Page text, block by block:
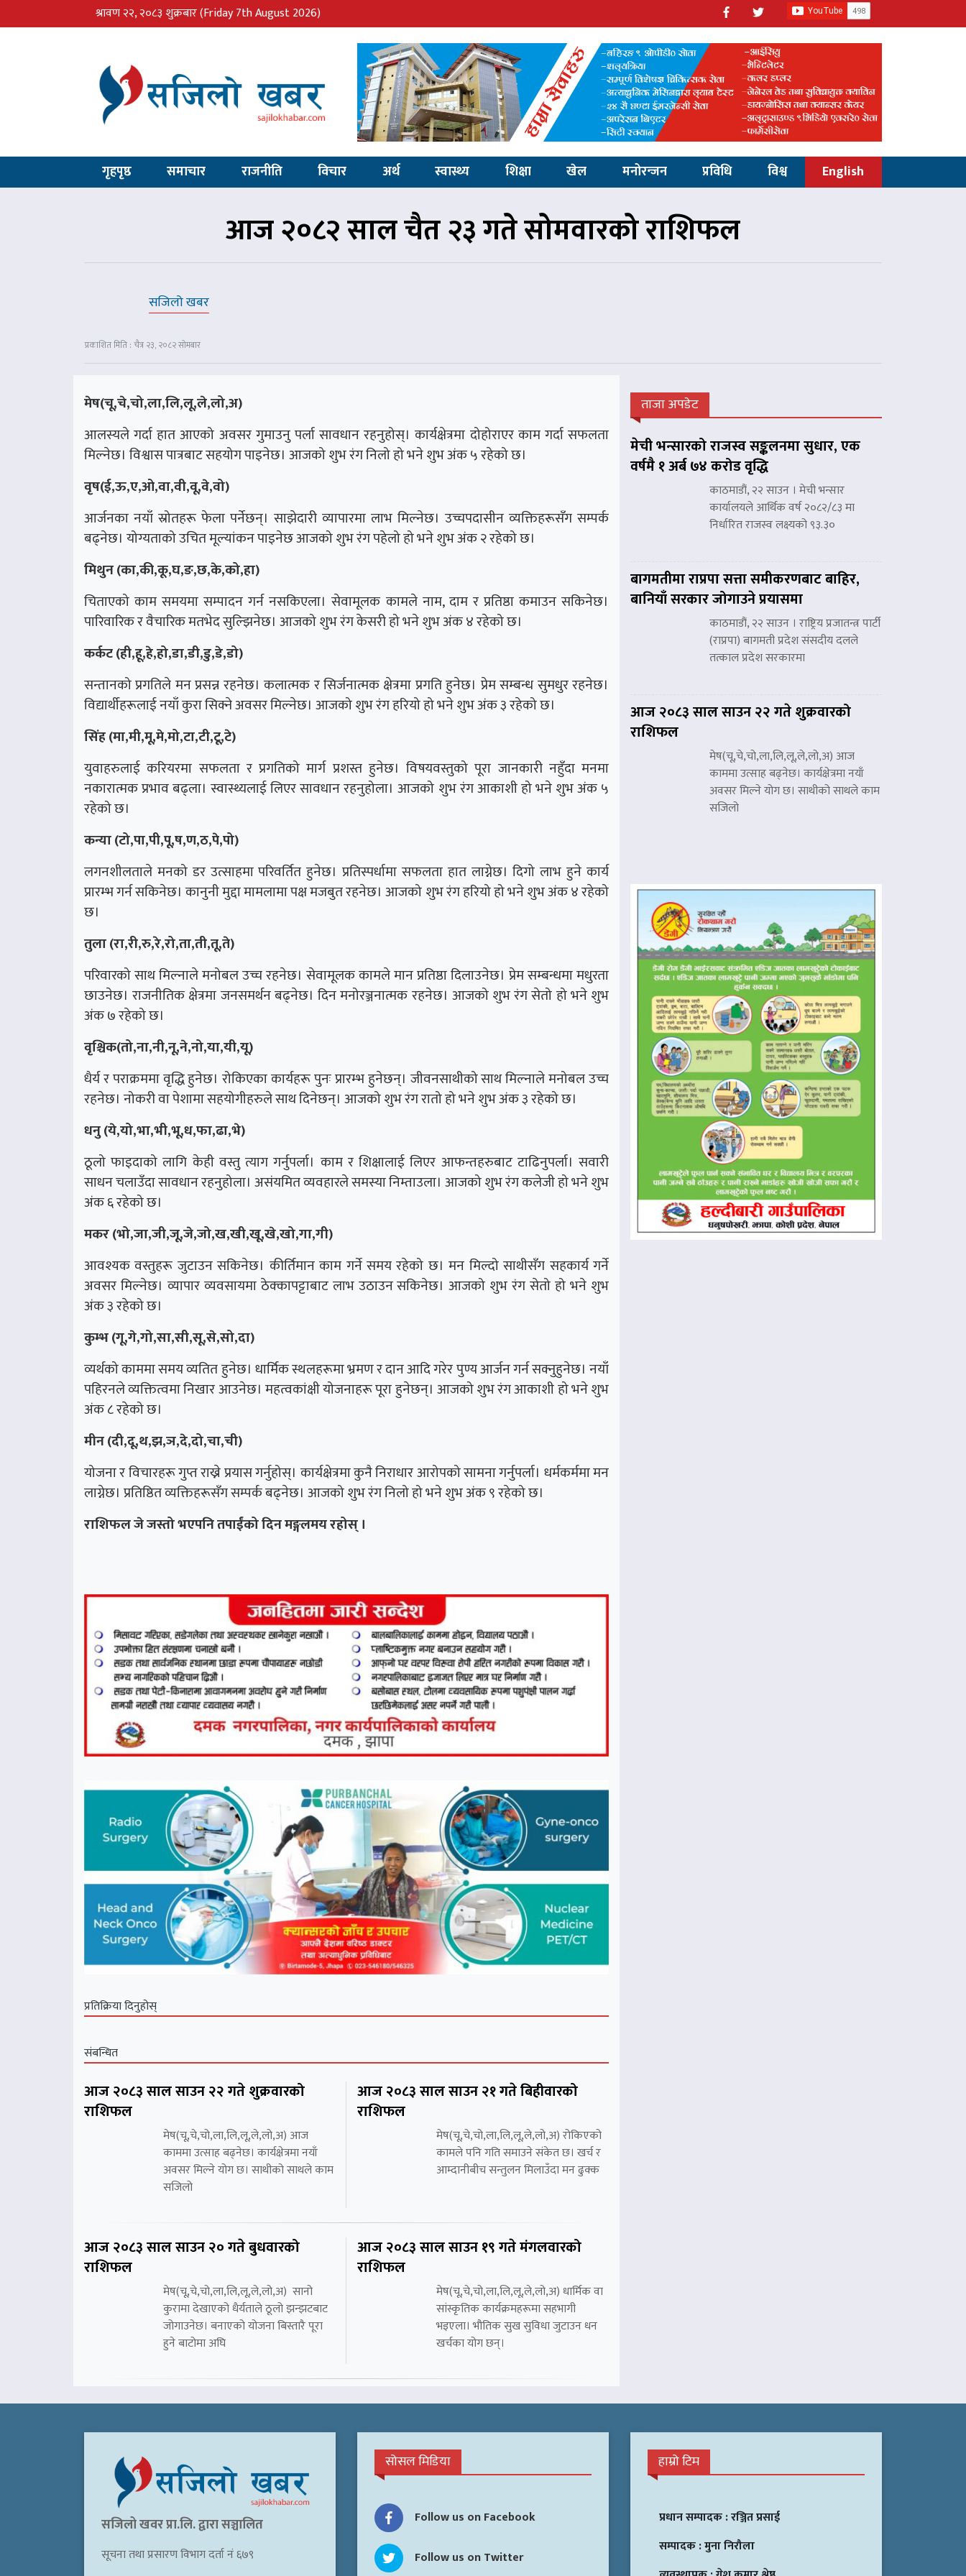
श्रावण २२, २०८३ शुक्रबार(Friday 7th August 2026)
गृहपृष्ठ समाचार राजनीति विचार अर्थ स्वास्थ्य शिक्षा खेल मनोरन्जन प्रविधि विश्व English
आज २०८२ साल चैत २३ गते सोमवारको राशिफल
सजिलो खबर
प्रकाशित मिति : चैत्र २३, २०८२ सोमबार
मेष(चू,चे,चो,ला,लि,लू,ले,लो,अ)
आलस्यले गर्दा हात आएको अवसर गुमाउनु पर्ला सावधान रहनुहोस्। कार्यक्षेत्रमा दोहोराएर काम गर्दा सफलता
मिल्नेछ। विश्वास पात्रबाट सहयोग पाइनेछ। आजको शुभ रंग निलो हो भने शुभ अंक ५ रहेको छ।
वृष(ई,ऊ,ए,ओ,वा,वी,वू,वे,वो)
आर्जनका नयाँ स्रोतहरू फेला पर्नेछन्। साझेदारी व्यापारमा लाभ मिल्नेछ। उच्चपदासीन व्यक्तिहरूसँग सम्पर्क
बढ्नेछ। योग्यताको उचित मूल्यांकन पाइनेछ आजको शुभ रंग पहेलो हो भने शुभ अंक २ रहेको छ।
मिथुन (का,की,कू,घ,ङ,छ,के,को,हा)
चिताएको काम समयमा सम्पादन गर्न नसकिएला। सेवामूलक कामले नाम, दाम र प्रतिष्ठा कमाउन सकिनेछ।
पारिवारिक र वैचारिक मतभेद सुल्झिनेछ। आजको शुभ रंग केसरी हो भने शुभ अंक ४ रहेको छ।
कर्कट (ही,हू,हे,हो,डा,डी,डु,डे,डो)
सन्तानको प्रगतिले मन प्रसन्न रहनेछ। कलात्मक र सिर्जनात्मक क्षेत्रमा प्रगति हुनेछ। प्रेम सम्बन्ध सुमधुर रहनेछ।
विद्यार्थीहरूलाई नयाँ कुरा सिक्ने अवसर मिल्नेछ। आजको शुभ रंग हरियो हो भने शुभ अंक ३ रहेको छ।
सिंह (मा,मी,मू,मे,मो,टा,टी,टू,टे)
युवाहरुलाई करियरमा सफलता र प्रगतिको मार्ग प्रशस्त हुनेछ। विषयवस्तुको पूरा जानकारी नहुँदा मनमा
नकारात्मक प्रभाव बढ्ला। स्वास्थ्यलाई लिएर सावधान रहनुहोला। आजको शुभ रंग आकाशी हो भने शुभ अंक ५
रहेको छ।
कन्या (टो,पा,पी,पू,ष,ण,ठ,पे,पो)
लगनशीलताले मनको डर उत्साहमा परिवर्तित हुनेछ। प्रतिस्पर्धामा सफलता हात लाग्नेछ। दिगो लाभ हुने कार्य
प्रारम्भ गर्न सकिनेछ। कानुनी मुद्दा मामलामा पक्ष मजबुत रहनेछ। आजको शुभ रंग हरियो हो भने शुभ अंक ४ रहेको
छ।
तुला (रा,री,रु,रे,रो,ता,ती,तू,ते)
परिवारको साथ मिल्नाले मनोबल उच्च रहनेछ। सेवामूलक कामले मान प्रतिष्ठा दिलाउनेछ। प्रेम सम्बन्धमा मधुरता
छाउनेछ। राजनीतिक क्षेत्रमा जनसमर्थन बढ्नेछ। दिन मनोरञ्जनात्मक रहनेछ। आजको शुभ रंग सेतो हो भने शुभ
अंक ७ रहेको छ।
वृश्चिक(तो,ना,नी,नू,ने,नो,या,यी,यू)
धैर्य र पराक्रममा वृद्धि हुनेछ। रोकिएका कार्यहरू पुनः प्रारम्भ हुनेछन्। जीवनसाथीको साथ मिल्नाले मनोबल उच्च
रहनेछ। नोकरी वा पेशामा सहयोगीहरुले साथ दिनेछन्। आजको शुभ रंग रातो हो भने शुभ अंक ३ रहेको छ।
धनु (ये,यो,भा,भी,भू,ध,फा,ढा,भे)
ठूलो फाइदाको लागि केही वस्तु त्याग गर्नुपर्ला। काम र शिक्षालाई लिएर आफन्तहरुबाट टाढिनुपर्ला। सवारी
साधन चलाउँदा सावधान रहनुहोला। असंयमित व्यवहारले समस्या निम्ताउला। आजको शुभ रंग कलेजी हो भने शुभ
अंक ६ रहेको छ।
मकर (भो,जा,जी,जू,जे,जो,ख,खी,खू,खे,खो,गा,गी)
आवश्यक वस्तुहरू जुटाउन सकिनेछ। कीर्तिमान काम गर्ने समय रहेको छ। मन मिल्दो साथीसँग सहकार्य गर्ने
अवसर मिल्नेछ। व्यापार व्यवसायमा ठेक्कापट्टाबाट लाभ उठाउन सकिनेछ। आजको शुभ रंग सेतो हो भने शुभ
अंक ३ रहेको छ।
कुम्भ (गू,गे,गो,सा,सी,सू,से,सो,दा)
व्यर्थको काममा समय व्यतित हुनेछ। धार्मिक स्थलहरूमा भ्रमण र दान आदि गरेर पुण्य आर्जन गर्न सक्नुहुनेछ। नयाँ
पहिरनले व्यक्तित्वमा निखार आउनेछ। महत्वकांक्षी योजनाहरू पूरा हुनेछन्। आजको शुभ रंग आकाशी हो भने शुभ
अंक ८ रहेको छ।
मीन (दी,दू,थ,झ,ञ,दे,दो,चा,ची)
योजना र विचारहरू गुप्त राख्ने प्रयास गर्नुहोस्। कार्यक्षेत्रमा कुनै निराधार आरोपको सामना गर्नुपर्ला। धर्मकर्ममा मन
लाग्नेछ। प्रतिष्ठित व्यक्तिहरूसँग सम्पर्क बढ्नेछ। आजको शुभ रंग निलो हो भने शुभ अंक ९ रहेको छ।
राशिफल जे जस्तो भएपनि तपाईंको दिन मङ्गलमय रहोस् ।
प्रतिक्रिया दिनुहोस्
संबन्धित
आज २०८३ साल साउन २२ गते शुक्रवारको
राशिफल
मेष(चू,चे,चो,ला,लि,लू,ले,लो,अ) आज
काममा उत्साह बढ्नेछ। कार्यक्षेत्रमा नयाँ
अवसर मिल्ने योग छ। साथीको साथले काम
सजिलो
आज २०८३ साल साउन २१ गते बिहीवारको
राशिफल
मेष(चू,चे,चो,ला,लि,लू,ले,लो,अ) रोकिएको
कामले पनि गति समाउने संकेत छ। खर्च र
आम्दानीबीच सन्तुलन मिलाउँदा मन ढुक्क
आज २०८३ साल साउन २० गते बुधवारको
राशिफल
मेष(चू,चे,चो,ला,लि,लू,ले,लो,अ) सानो
कुरामा देखाएको धैर्यताले ठूलो झन्झटबाट
जोगाउनेछ। बनाएको योजना बिस्तारै पूरा
हुने बाटोमा अघि
आज २०८३ साल साउन १९ गते मंगलवारको
राशिफल
मेष(चू,चे,चो,ला,लि,लू,ले,लो,अ) धार्मिक वा
सांस्कृतिक कार्यक्रमहरूमा सहभागी
भइएला। भौतिक सुख सुविधा जुटाउन धन
खर्चका योग छन्।
ताजा अपडेट
मेची भन्सारको राजस्व सङ्कलनमा सुधार, एक
वर्षमै १ अर्ब ७४ करोड वृद्धि
काठमाडौं, २२ साउन । मेची भन्सार
कार्यालयले आर्थिक वर्ष २०८२/८३ मा
निर्धारित राजस्व लक्ष्यको ९३.३०
बागमतीमा राप्रपा सत्ता समीकरणबाट बाहिर,
बानियाँ सरकार जोगाउने प्रयासमा
काठमाडौं, २२ साउन । राष्ट्रिय प्रजातन्त्र पार्टी
(राप्रपा) बागमती प्रदेश संसदीय दलले
तत्काल प्रदेश सरकारमा
आज २०८३ साल साउन २२ गते शुक्रवारको
राशिफल
मेष(चू,चे,चो,ला,लि,लू,ले,लो,अ) आज
काममा उत्साह बढ्नेछ। कार्यक्षेत्रमा नयाँ
अवसर मिल्ने योग छ। साथीको साथले काम
सजिलो
सजिलो खवर प्रा.लि. द्वारा सञ्चालित
सूचना तथा प्रसारण विभाग दर्ता नं ६७९
सोसल मिडिया
Follow us on Facebook
Follow us on Twitter
हाम्रो टिम
प्रधान सम्पादक :रञ्जित प्रसाई
सम्पादक :मुना निरौला